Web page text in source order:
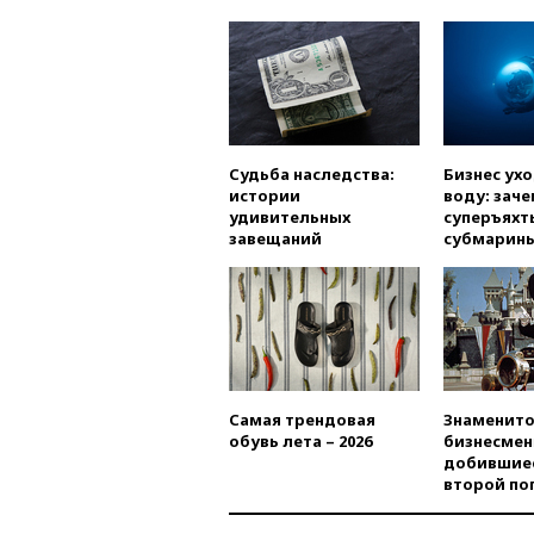
Судьба наследства:
истории
удивительных
завещаний
Бизнес
воду:
Самая трендовая
обувь лета – 2026
второй